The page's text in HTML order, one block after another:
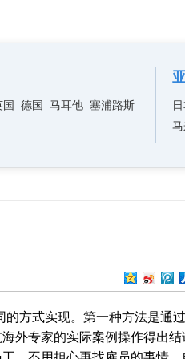
国 德国 马耳他 塞浦路斯
马
方式实现。第一种方法是通
外专家的实际案例操作得出